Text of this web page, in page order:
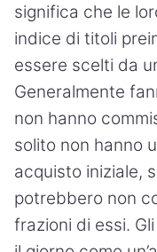
significa che le
indice di titoli
essere scelti da
Generalmente
non hanno
solito non hanno
acquisto iniziale,
potrebbero non
frazioni di essi.